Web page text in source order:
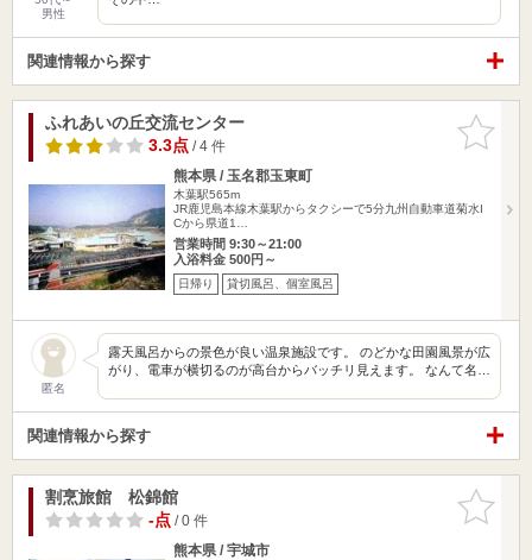
男性
関連情報から探す
お気に入
りに追加
ふれあいの丘交流センター
3.3点/ 4 件
熊本県 / 玉名郡玉東町
木葉駅565m
JR鹿児島本線木葉駅からタクシーで5分九州自動車道菊水I
Cから県道1…
営業時間 9:30～21:00
入浴料金 500円～
日帰り 貸切風呂、個室風呂
匿名
露天風呂からの景色が良い温泉施設です。 のどかな田園風景が広
がり、電車が横切るのが高台からバッチリ見えます。 なんて名…
関連情報から探す
お気に入
りに追加
割烹旅館 松錦館
-点/ 0 件
熊本県 / 宇城市